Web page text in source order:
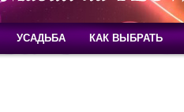
УСАДЬБА КАК ВЫБРАТЬ